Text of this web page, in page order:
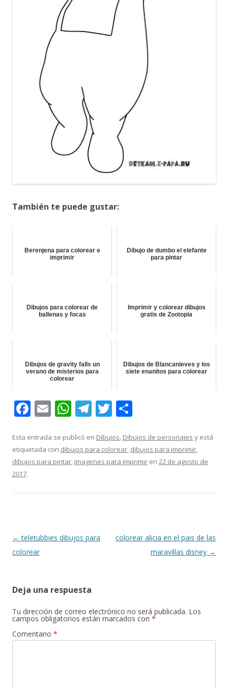
También te puede gustar:
Berenjena para colorear e
imprimir
Dibujo de dumbo el elefante
para pintar
Dibujos para colorear de
ballenas y focas
Imprimir y colorear dibujos
gratis de Zootopia
Dibujos de gravity falls un
verano de misterios para
colorear
Dibujos de Blancanieves y los
siete enanitos para colorear
F
e
b
E
ai
l
W
at
s
T
e
gr
T
itt
er
m
p
Esta entrada se publicó en Dibujos, Dibujos de personajes y está
etiquetada con dibujos para colorear, dibujos para imprimir,
dibujos para pintar, imagenes para imprimir en 22 de agosto de
2017.
Navegación
de
← teletubbies dibujos para
colorear
colorear alicia en el pais de las
maravillas disney →
Deja una respuesta
Tu dirección de correo electrónico no será publicada. Los
campos obligatorios están marcados con *
Comentario *